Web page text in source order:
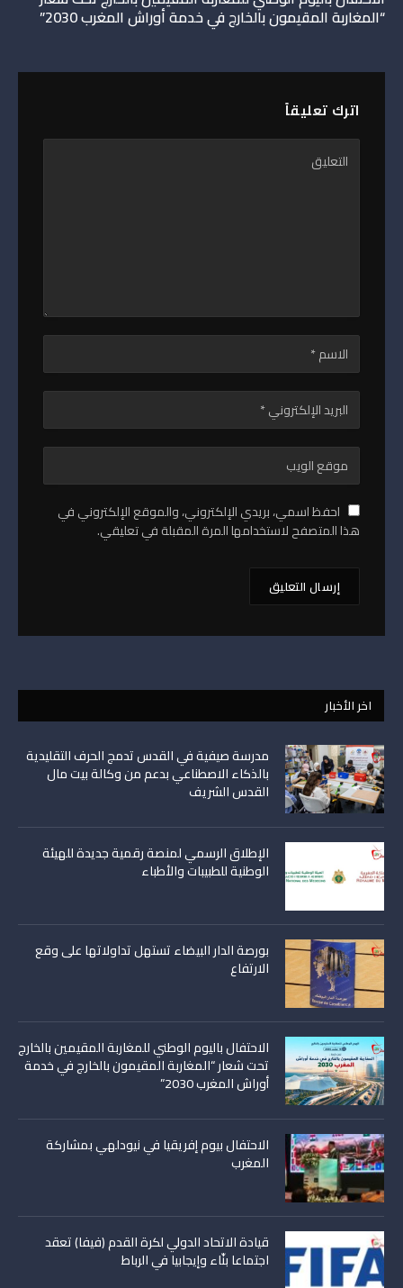
“المغاربة المقيمون بالخارج في خدمة أوراش المغرب 2030”
اترك تعليقاً
احفظ اسمي، بريدي الإلكتروني، والموقع الإلكتروني في
هذا المتصفح لاستخدامها المرة المقبلة في تعليقي.
اخر الأخبار
مدرسة صيفية في القدس تدمج الحرف التقليدية
بالذكاء الاصطناعي بدعم من وكالة بيت مال
القدس الشريف
الإطلاق الرسمي لمنصة رقمية جديدة للهيئة
الوطنية للطبيبات والأطباء
بورصة الدار البيضاء تستهل تداولاتها على وقع
الارتفاع
الاحتفال باليوم الوطني للمغاربة المقيمين بالخارج
تحت شعار “المغاربة المقيمون بالخارج في خدمة
أوراش المغرب 2030”
الاحتفال بيوم إفريقيا في نيودلهي بمشاركة
المغرب
قيادة الاتحاد الدولي لكرة القدم (فيفا) تعقد
اجتماعا بنّاء وإيجابيا في الرباط